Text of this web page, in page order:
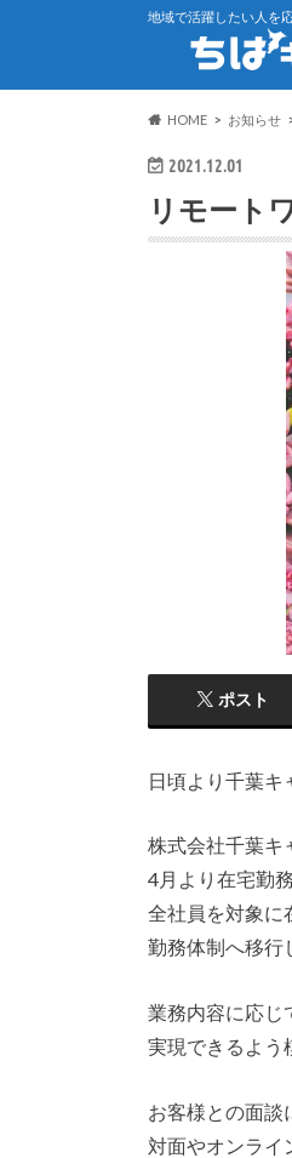
地域で活躍したい人を
HOME お知らせ
2021.12.01
リモート
ポスト
日頃より千葉キ
株式会社千葉キ
4月より在宅勤
全社員を対象に
勤務体制へ移行
業務内容に応じ
実現できるよう
お客様との面談
対面やオンライ